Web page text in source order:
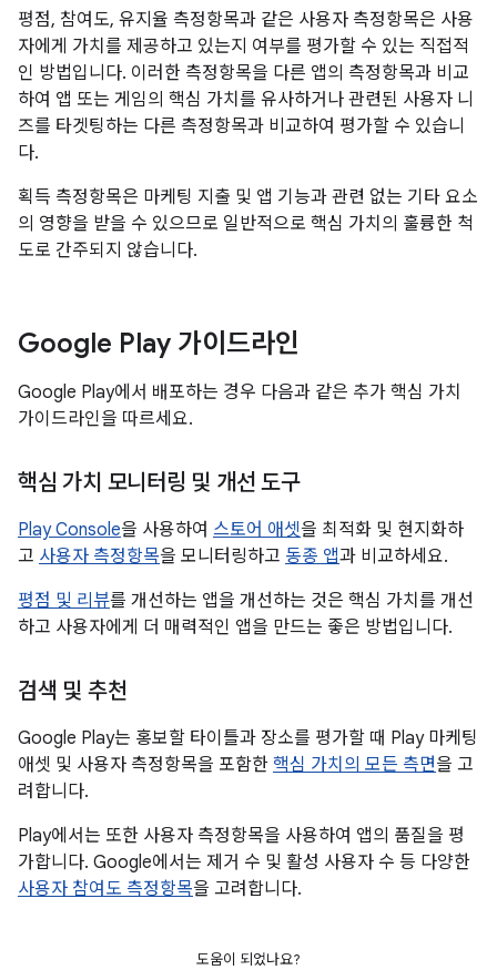
평점, 참여도, 유지율 측정항목과 같은 사용자 측정항목은 사용
자에게 가치를 제공하고 있는지 여부를 평가할 수 있는 직접적
인 방법입니다. 이러한 측정항목을 다른 앱의 측정항목과 비교
하여 앱 또는 게임의 핵심 가치를 유사하거나 관련된 사용자 니
즈를 타겟팅하는 다른 측정항목과 비교하여 평가할 수 있습니
다.
획득 측정항목은 마케팅 지출 및 앱 기능과 관련 없는 기타 요소
의 영향을 받을 수 있으므로 일반적으로 핵심 가치의 훌륭한 척
도로 간주되지 않습니다.
Google Play 가이드라인
Google Play에서 배포하는 경우 다음과 같은 추가 핵심 가치
가이드라인을 따르세요.
핵심 가치 모니터링 및 개선 도구
Play Console을 사용하여 스토어 애셋을 최적화 및 현지화하
고 사용자 측정항목을 모니터링하고 동종 앱과 비교하세요.
평점 및 리뷰를 개선하는 앱을 개선하는 것은 핵심 가치를 개선
하고 사용자에게 더 매력적인 앱을 만드는 좋은 방법입니다.
검색 및 추천
Google Play는 홍보할 타이틀과 장소를 평가할 때 Play 마케팅
애셋 및 사용자 측정항목을 포함한 핵심 가치의 모든 측면을 고
려합니다.
Play에서는 또한 사용자 측정항목을 사용하여 앱의 품질을 평
가합니다. Google에서는 제거 수 및 활성 사용자 수 등 다양한
사용자 참여도 측정항목을 고려합니다.
도움이 되었나요?